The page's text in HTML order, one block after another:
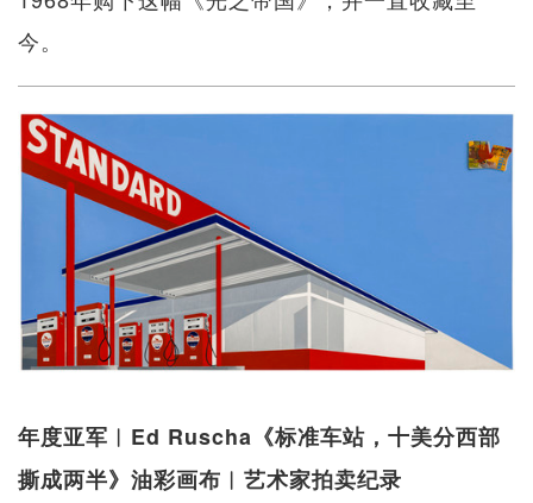
今。
年度亚军︱Ed Ruscha《标准车站，十美分西部
撕成两半》油彩画布︱艺术家拍卖纪录